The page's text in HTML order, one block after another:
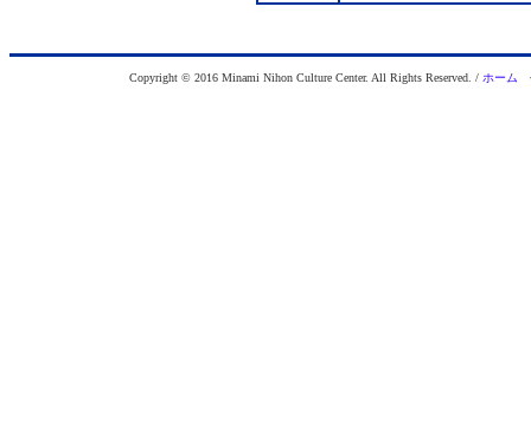
Copyright © 2016 Minami Nihon Culture Center. All Rights Reserved. / ホーム